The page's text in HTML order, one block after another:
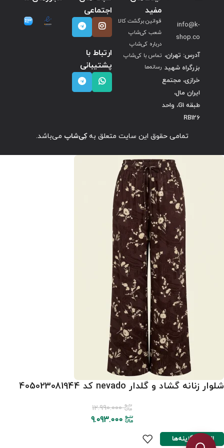
info@k-
shop.co
آدرس: تهران،
بزرگراه شهید
خرازی، مجتمع
ایران مال،
طبقه G1، واحد
RB126
مفید
قوانین برگشت کالا
شعب کی‌شاپ
درباره کی‌شاپ
تماس با کی‌شاپ
رسانه‌ها
اجتماعی
ارتباط با
پشتیبانی
تمامی حقوق این سایت متعلق بهکِی‌شاپ می‌باشد.
شلوار زنانه گشاد و گلدار nevado کد 405023081944
12.990.000
9.093.000
انتخاب گزینه‌ها